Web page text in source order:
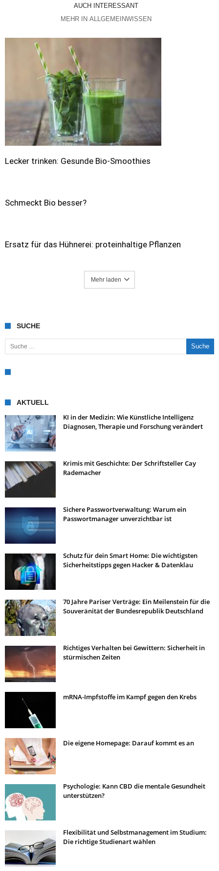
AUCH INTERESSANT
MEHR IN ALLGEMEINWISSEN
Lecker trinken: Gesunde Bio-Smoothies
Schmeckt Bio besser?
Ersatz für das Hühnerei: proteinhaltige Pflanzen
Mehr laden
SUCHE
Suche nach:
AKTUELL
KI in der Medizin: Wie Künstliche Intelligenz
Diagnosen, Therapie und Forschung verändert
Krimis mit Geschichte: Der Schriftsteller Cay
Rademacher
Sichere Passwortverwaltung: Warum ein
Passwortmanager unverzichtbar ist
Schutz für dein Smart Home: Die wichtigsten
Sicherheitstipps gegen Hacker & Datenklau
70 Jahre Pariser Verträge: Ein Meilenstein für die
Souveränität der Bundesrepublik Deutschland
Richtiges Verhalten bei Gewittern: Sicherheit in
stürmischen Zeiten
mRNA-Impfstoffe im Kampf gegen den Krebs
Die eigene Homepage: Darauf kommt es an
Psychologie: Kann CBD die mentale Gesundheit
unterstützen?
Flexibilität und Selbstmanagement im Studium:
Die richtige Studienart wählen